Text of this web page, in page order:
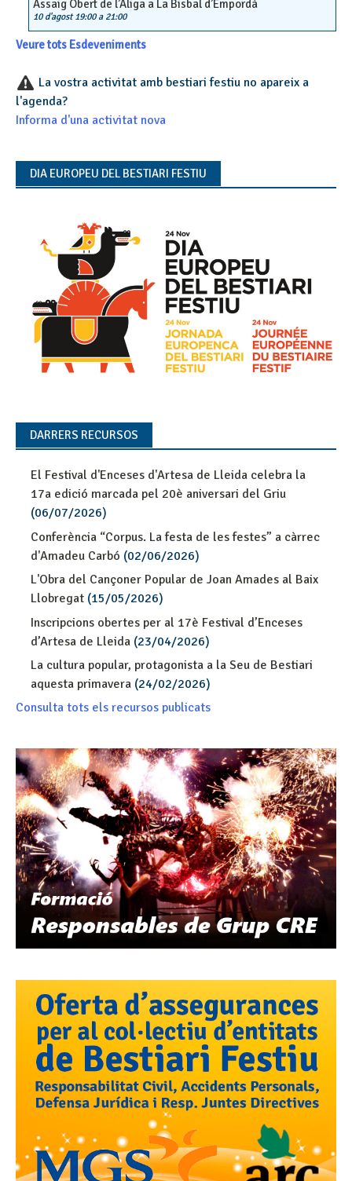
Assaig Obert de l’Àliga a La Bisbal d’Empordà
10 d'agost 19:00a 21:00
Veure tots Esdeveniments
La vostra activitat amb bestiari festiu no apareix a
l'agenda?
Informa d'una activitat nova
DIA EUROPEU DEL BESTIARI FESTIU
DARRERS RECURSOS
El Festival d'Enceses d'Artesa de Lleida celebra la
17a edició marcada pel 20è aniversari del Griu
(06/07/2026)
Conferència “Corpus. La festa de les festes” a càrrec
d'Amadeu Carbó (02/06/2026)
L'Obra del Cançoner Popular de Joan Amades al Baix
Llobregat (15/05/2026)
Inscripcions obertes per al 17è Festival d’Enceses
d’Artesa de Lleida (23/04/2026)
La cultura popular, protagonista a la Seu de Bestiari
aquesta primavera (24/02/2026)
Consulta tots els recursos publicats